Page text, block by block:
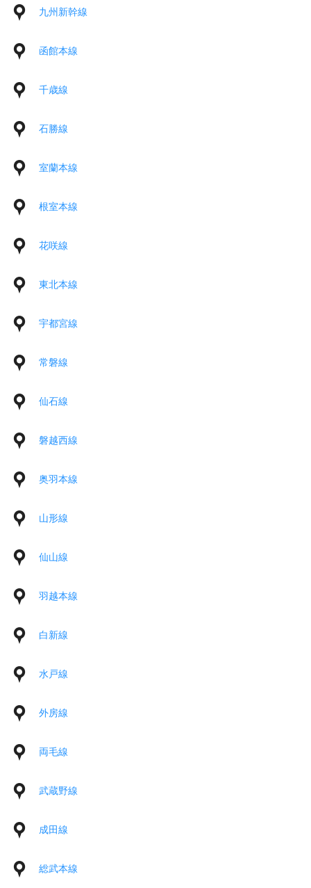
九州新幹線
函館本線
千歳線
石勝線
室蘭本線
根室本線
花咲線
東北本線
宇都宮線
常磐線
仙石線
磐越西線
奥羽本線
山形線
仙山線
羽越本線
白新線
水戸線
外房線
両毛線
武蔵野線
成田線
総武本線